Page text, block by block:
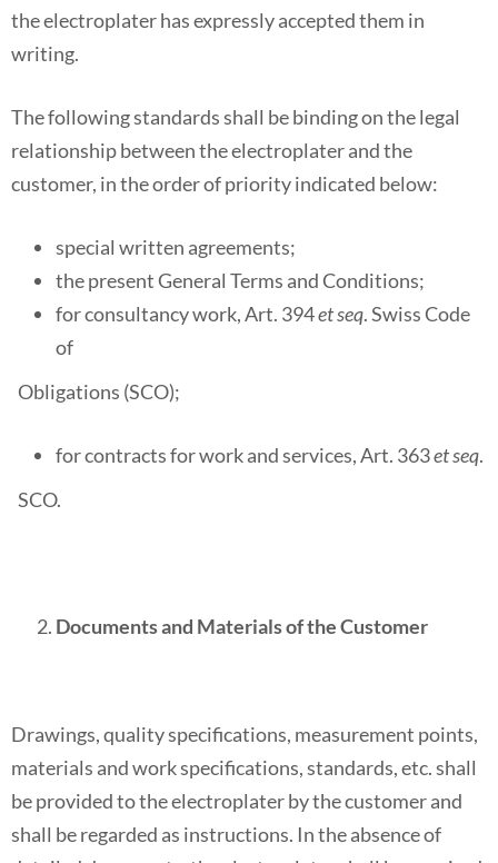
the electroplater has expressly accepted them in
writing.
The following standards shall be binding on the legal
relationship between the electroplater and the
customer, in the order of priority indicated below:
special written agreements;
the present General Terms and Conditions;
for consultancy work, Art. 394et seq. Swiss Code
of
Obligations (SCO);
for contracts for work and services, Art. 363et seq.
SCO.
Documents and Materials of the Customer
Drawings, quality specifications, measurement points,
materials and work specifications, standards, etc. shall
be provided to the electroplater by the customer and
shall be regarded as instructions. In the absence of